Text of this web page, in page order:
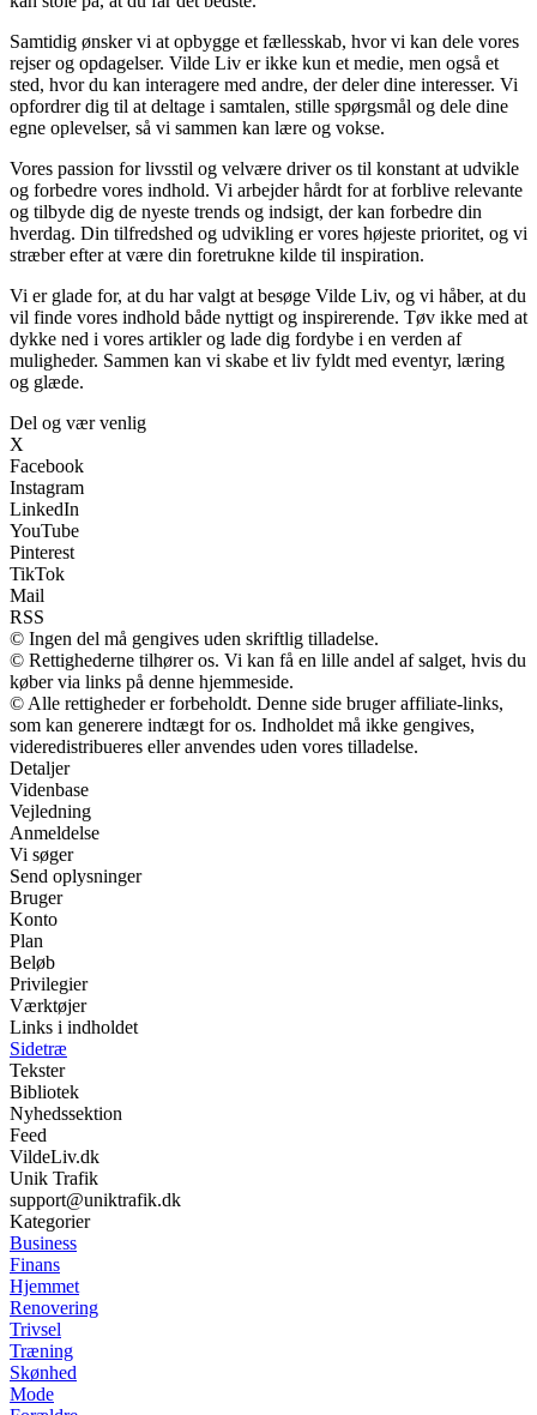
Samtidig ønsker vi at opbygge et fællesskab, hvor vi kan dele vores
rejser og opdagelser. Vilde Liv er ikke kun et medie, men også et
sted, hvor du kan interagere med andre, der deler dine interesser. Vi
opfordrer dig til at deltage i samtalen, stille spørgsmål og dele dine
egne oplevelser, så vi sammen kan lære og vokse.
Vores passion for livsstil og velvære driver os til konstant at udvikle
og forbedre vores indhold. Vi arbejder hårdt for at forblive relevante
og tilbyde dig de nyeste trends og indsigt, der kan forbedre din
hverdag. Din tilfredshed og udvikling er vores højeste prioritet, og vi
stræber efter at være din foretrukne kilde til inspiration.
Vi er glade for, at du har valgt at besøge Vilde Liv, og vi håber, at du
vil finde vores indhold både nyttigt og inspirerende. Tøv ikke med at
dykke ned i vores artikler og lade dig fordybe i en verden af
muligheder. Sammen kan vi skabe et liv fyldt med eventyr, læring
og glæde.
Del og vær venlig
X
Facebook
Instagram
LinkedIn
YouTube
Pinterest
TikTok
Mail
RSS
© Ingen del må gengives uden skriftlig tilladelse.
© Rettighederne tilhører os. Vi kan få en lille andel af salget, hvis du
køber via links på denne hjemmeside.
© Alle rettigheder er forbeholdt. Denne side bruger affiliate-links,
som kan generere indtægt for os. Indholdet må ikke gengives,
videredistribueres eller anvendes uden vores tilladelse.
Detaljer
Videnbase
Vejledning
Anmeldelse
Vi søger
Send oplysninger
Bruger
Konto
Plan
Beløb
Privilegier
Værktøjer
Links i indholdet
Sidetræ
Tekster
Bibliotek
Nyhedssektion
Feed
VildeLiv.dk
Unik Trafik
support@uniktrafik.dk
Kategorier
Business
Finans
Hjemmet
Renovering
Trivsel
Træning
Skønhed
Mode